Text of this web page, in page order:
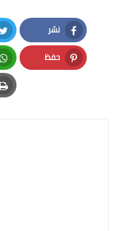
نشر
Facebook
حفظ
Pinterest